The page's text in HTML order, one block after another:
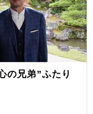
の兄弟”ふたり